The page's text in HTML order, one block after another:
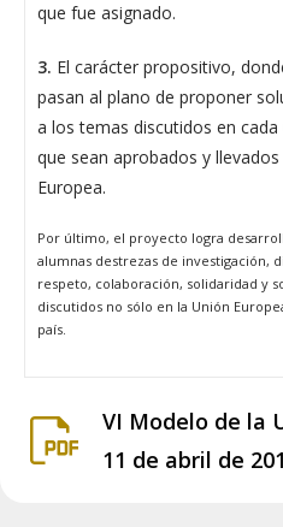
que fue asignado.
3. El carácter propositivo,
pasan al plano de proponer
a los temas discutidos en
que sean aprobados y
Europea.
Por último, el proyecto logra
alumnas destrezas de investigación,
respeto, colaboración, solidaridad y
discutidos no sólo en la Unión
país.
VI Modelo de la
11 de abril de